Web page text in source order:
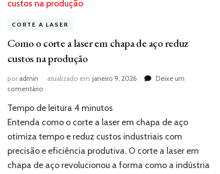
CORTE A LASER
Como o corte a laser em chapa de aço reduz
custos na produção
poradmin atualizado em janeiro 9, 2026
Deixe um
comentário
o
corte
laser
em
de
Tempo de leitura 4 minutos
Entenda como o corte a laser em chapa de aço
otimiza tempo e reduz custos industriais com
precisão e eficiência produtiva. O corte a laser em
chapa de aço revolucionou a forma como a indústria